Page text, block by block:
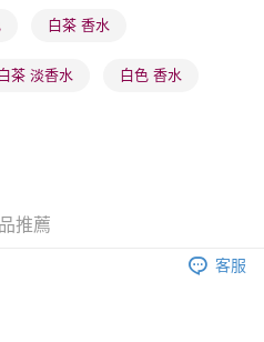
將隨機分配至SF順豐速運或京東
以上免運費
發貨後2-5個工作天到店，3天內
發貨後2-5個工作天到店，3天內
白茶 香水
茶 淡香水 白色 香水
推薦
客服